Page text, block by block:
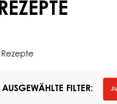
Rezepte
AUSGEWÄHLTE FILTER: